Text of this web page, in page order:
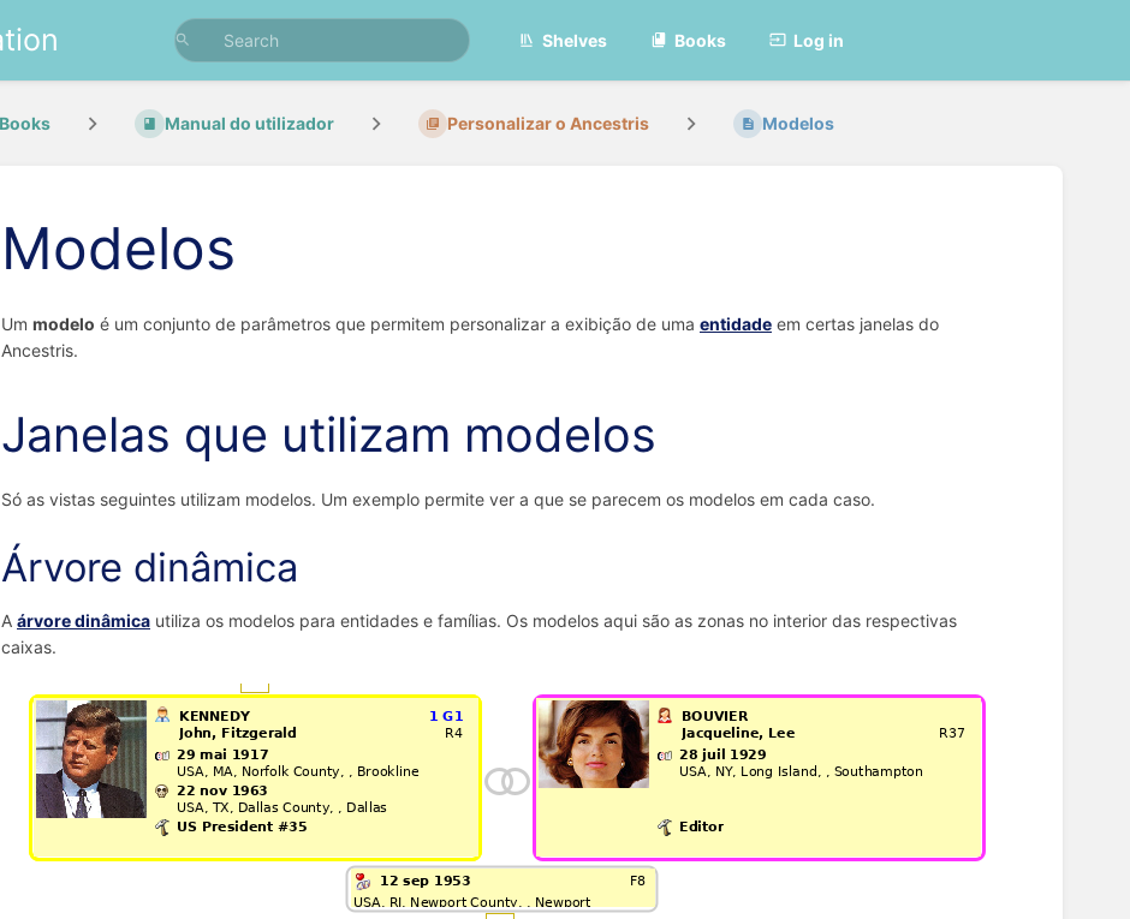
Shelves Books Log in
Books Manual do utilizador Personalizar o Ancestris Modelos
Modelos
Um modelo é um conjunto de parâmetros que permitem personalizar a exibição de uma entidade em certas janelas do
Ancestris.
Janelas que utilizam modelos
Só as vistas seguintes utilizam modelos. Um exemplo permite ver a que se parecem os modelos em cada caso.
Árvore dinâmica
A árvore dinâmica utiliza os modelos para entidades e famílias. Os modelos aqui são as zonas no interior das respectivas
caixas.